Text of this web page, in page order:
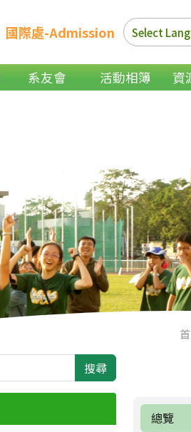
國際處-Admission Select
系友會 活動相簿 資
搜尋
總覽